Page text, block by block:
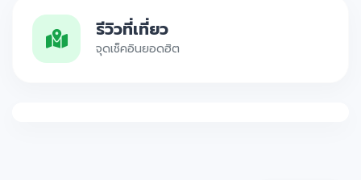
รีวิวที่เที่ยว
จุดเช็คอินยอดฮิต